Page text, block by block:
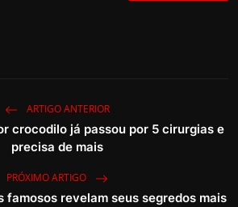
ARTIGO ANTERIOR
crocodilo já passou por 5 cirurgias e
precisa de mais
PRÓXIMO ARTIGO
famosos revelam seus segredos mais